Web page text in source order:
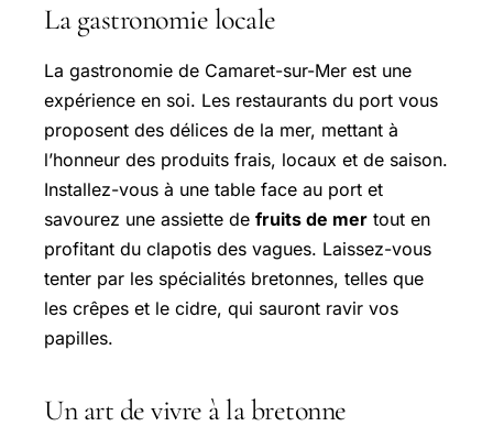
La gastronomie locale
La gastronomie de Camaret-sur-Mer est une
expérience en soi. Les restaurants du port vous
proposent des délices de la mer, mettant à
l’honneur des produits frais, locaux et de saison.
Installez-vous à une table face au port et
savourez une assiette de fruits de mer tout en
profitant du clapotis des vagues. Laissez-vous
tenter par les spécialités bretonnes, telles que
les crêpes et le cidre, qui sauront ravir vos
papilles.
Un art de vivre à la bretonne